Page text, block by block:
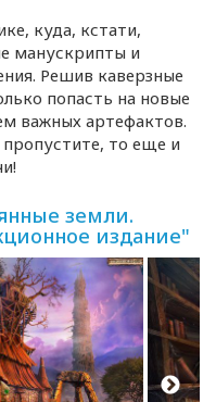
куда, кстати,
манускрипты и
Решив каверзные
попасть на новые
важных артефактов.
то еще и
земли.
издание"